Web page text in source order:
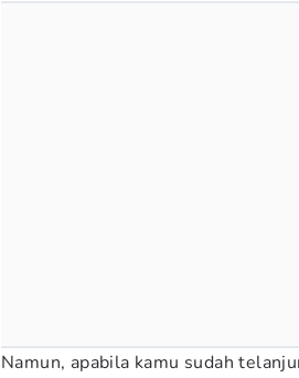
Namun, apabila kamu sudah